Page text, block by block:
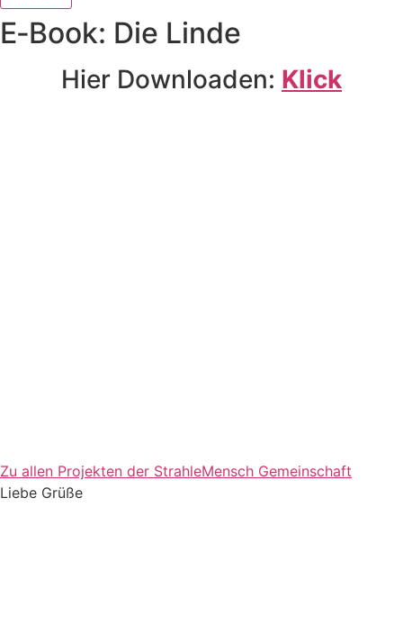
E‑Book: Die Linde
Hier Downloaden: Klick
Zu allen Pro­jek­ten der Strah­le­Mensch Gemeinschaft
Lie­be Grüße